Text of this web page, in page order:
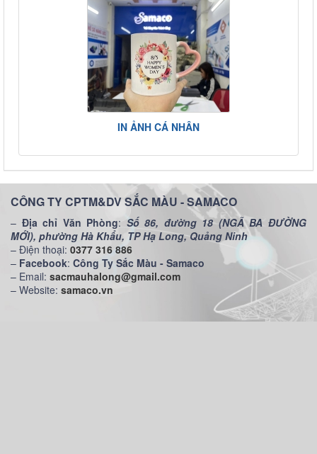
IN ẢNH CÁ NHÂN
CÔNG TY CPTM&DV SẮC MÀU - SAMACO
– Địa chỉ Văn Phòng: Số 86, đường 18 (NGÃ BA ĐƯỜNG
MỚI), phường Hà Khẩu, TP Hạ Long, Quảng Ninh
– Điện thoại: 0377 316 886
– Facebook: Công Ty Sắc Màu - Samaco
– Email: sacmauhalong@gmail.com
– Website: samaco.vn